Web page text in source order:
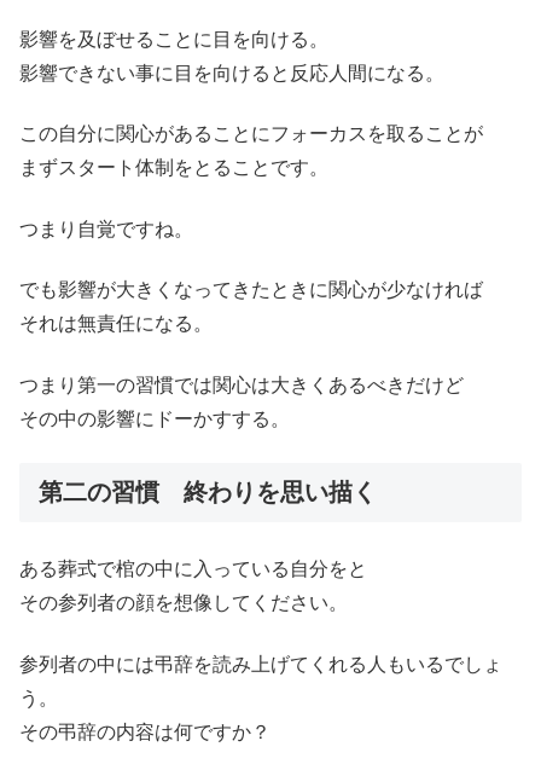
影響を及ぼせることに目を向ける。
影響できない事に目を向けると反応人間になる。
この自分に関心があることにフォーカスを取ることが
まずスタート体制をとることです。
つまり自覚ですね。
でも影響が大きくなってきたときに関心が少なければ
それは無責任になる。
つまり第一の習慣では関心は大きくあるべきだけど
その中の影響にドーかすする。
第二の習慣 終わりを思い描く
ある葬式で棺の中に入っている自分をと
その参列者の顔を想像してください。
参列者の中には弔辞を読み上げてくれる人もいるでしょ
う。
その弔辞の内容は何ですか？